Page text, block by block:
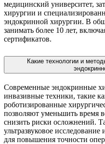
медицинский университет,
хирургии и
эндокринной хирургии. В
занимать более 10 лет,
сертификатов.
Какие технологии и
Современные эндокринные
инвазивные техники, такие
роботизированные
позволяют уменьшить время
снизить риски осложнений.
ультразвуковое
для повышения точности